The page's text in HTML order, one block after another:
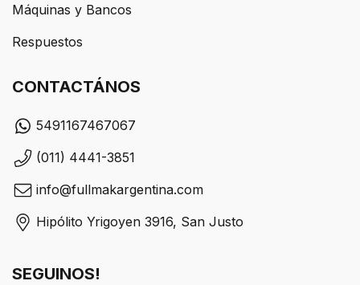
Máquinas y Bancos
Respuestos
CONTACTÁNOS
5491167467067
(011) 4441-3851
info@fullmakargentina.com
Hipólito Yrigoyen 3916, San Justo
SEGUINOS!